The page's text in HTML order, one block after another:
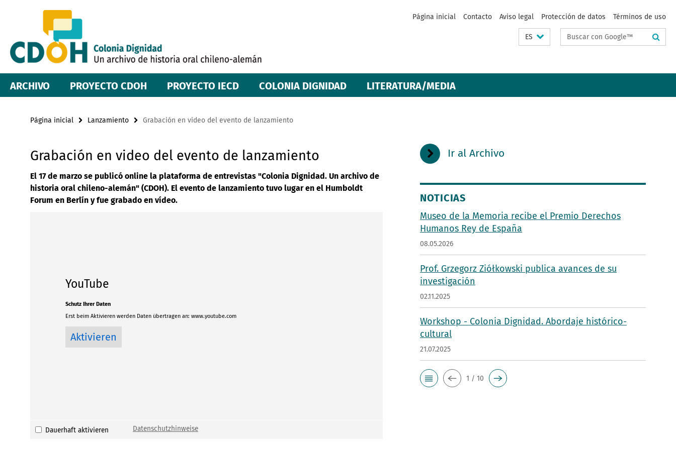
Inhalt
Herramientas
navegación
Página inicial Contacto Aviso legal Protección de datos Términos de uso
ES Suchbegriffe
ARCHIVO PROYECTO CDOH PROYECTO IECD COLONIA DIGNIDAD LITERATURA/MEDIA
Página inicial Lanzamiento Grabación en video del evento de lanzamiento
Grabación en video del evento de lanzamiento
El 17 de marzo se publicó online la plataforma de entrevistas "Colonia Dignidad. Un archivo de
historia oral chileno-alemán" (CDOH). El evento de lanzamiento tuvo lugar en el Humboldt
Forum en Berlín y fue grabado en vídeo.
YouTube
Schutz Ihrer Daten
Erst beim Aktivieren werden Daten übertragen an:www.youtube.com
Dauerhaft aktivieren Datenschutzhinweise
Ir al Archivo
NOTICIAS
Museo de la Memoria recibe el Premio Derechos
Humanos Rey de España
08.05.2026
Prof. Grzegorz Ziółkowski publica avances de su
investigación
02.11.2025
Workshop - Colonia Dignidad. Abordaje histórico-
cultural
21.07.2025
1 / 10